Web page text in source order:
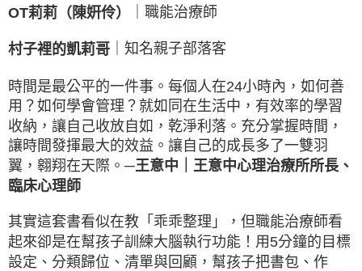
OT莉莉（陳姸伶） ｜職能治療師
村子裡的凱莉哥 ｜知名親子部落客
時間是最公平的一件事。每個人在24小時內，如何善
用？如何學會管理？就如同在生活中，有效率的學習
收納，讓自己收放自如，乾淨利落。充分掌握時間，
讓時間發揮最大的效益。讓自己的成長多了一雙羽
翼，翱翔在天際。 ─王意中｜王意中心理治療所所長、
臨床心理師
其實這套書看似在教「乖乖整理」，但職能治療師看
起來卻是在幫孩子訓練大腦執行功能！用5分鐘的目標
設定、分類歸位、清單與回顧，幫孩子把書包、作